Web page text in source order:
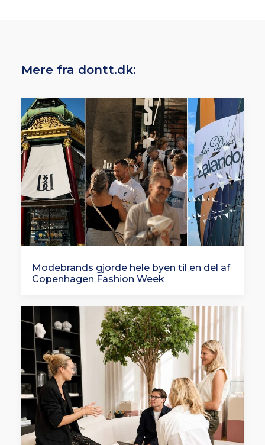
Mere fra dontt.dk:
Modebrands gjorde hele byen til en del af
Copenhagen Fashion Week